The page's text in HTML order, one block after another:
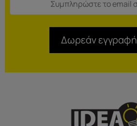
Δωρεάν εγγραφή